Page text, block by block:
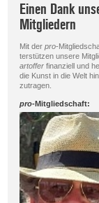
Einen Dank
Mitgliedern
Mit der pro-
terstützen unsere
artofferfinanziell und
die Kunst in die Welt
zutragen.
pro-Mitgliedschaft: